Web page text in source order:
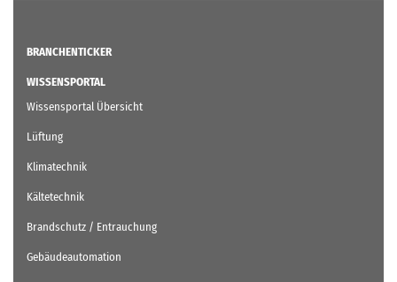
BRANCHENTICKER
WISSENSPORTAL
Wissensportal Übersicht
Lüftung
Klimatechnik
Kältetechnik
Brandschutz / Entrauchung
Gebäudeautomation